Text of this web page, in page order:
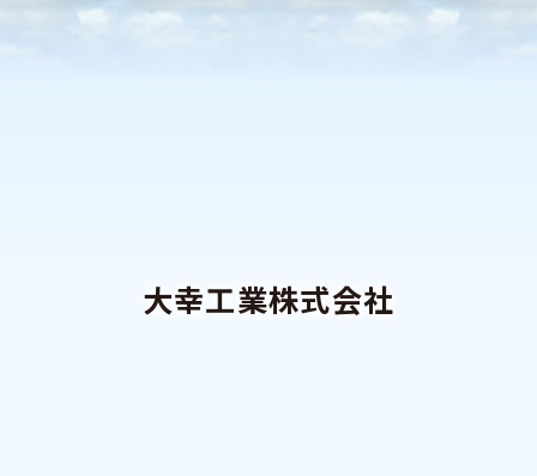
大幸工業株式会社